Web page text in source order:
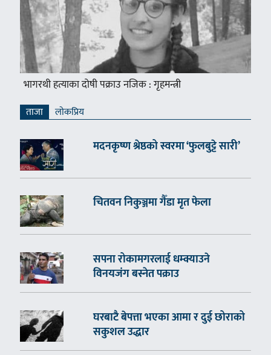
भागरथी हत्याका दोषी पक्राउ नजिक : गृहमन्त्री
ताजा लाेकप्रिय
मदनकृष्ण श्रेष्ठको स्वरमा ‘फुलबुट्टे सारी’
चितवन निकुञ्जमा गैँडा मृत फेला
सपना रोकामगरलाई धम्क्याउने
विनयजंग बस्नेत पक्राउ
घरबाटै बेपत्ता भएका आमा र दुई छोराको
सकुशल उद्धार